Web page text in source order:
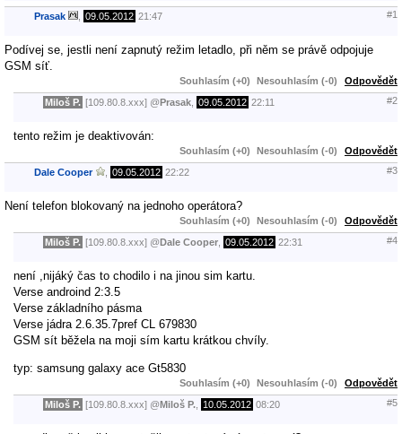
Prasak 09.05.2012 21:47 #1
Podívej se, jestli není zapnutý režim letadlo, při něm se právě odpojuje
GSM síť.
Souhlasím (+0) Nesouhlasím (-0) Odpovědět
Miloš P. [109.80.8.xxx] @Prasak 09.05.2012 22:11 #2
tento režim je deaktivován:
Souhlasím (+0) Nesouhlasím (-0) Odpovědět
Dale Cooper 09.05.2012 22:22 #3
Není telefon blokovaný na jednoho operátora?
Souhlasím (+0) Nesouhlasím (-0) Odpovědět
Miloš P. [109.80.8.xxx] @Dale Cooper 09.05.2012 22:31 #4
není ,nijáký čas to chodilo i na jinou sim kartu.
Verse androind 2:3.5
Verse základního pásma
Verse jádra 2.6.35.7pref CL 679830
GSM sít běžela na moji sím kartu krátkou chvíly.
typ: samsung galaxy ace Gt5830
Souhlasím (+0) Nesouhlasím (-0) Odpovědět
Miloš P. [109.80.8.xxx] @Miloš P. 10.05.2012 08:20 #5